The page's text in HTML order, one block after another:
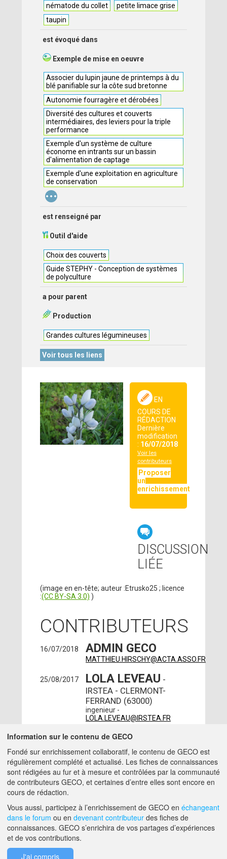
nématode du collet
petite limace grise
taupin
est évoqué dans
Exemple de mise en oeuvre
Associer du lupin jaune de printemps à du
blé panifiable sur la côte sud bretonne
Autonomie fourragère et dérobées
Diversité des cultures et couverts
intermédiaires, des leviers pour la triple
performance
Exemple d'un système de culture
économe en intrants sur un bassin
d'alimentation de captage
Exemple d'une exploitation en agriculture
de conservation
...
est renseigné par
Outil d'aide
Choix des couverts
Guide STEPHY - Conception de systèmes
de polyculture
a pour parent
Production
Grandes cultures légumineuses
Voir tous les liens
EN
COURS DE
RÉDACTION
Dernière
modification
: 16/07/2018
Voir les
contributeurs
Proposer
un
enrichissement
DISCUSSION
LIÉE
(image en en-tête; auteur :Etrusko25 ; licence
:(CC BY-SA 3.0) )
CONTRIBUTEURS
16/07/2018 ADMIN GECO
MATTHIEU.HIRSCHY@ACTA.ASSO.FR
25/08/2017 LOLA LEVEAU -
IRSTEA - CLERMONT-
FERRAND (63000)
ingenieur -
LOLA.LEVEAU@IRSTEA.FR
23/08/2017 PAOLA SALAZAR
INRAE - UMR AGRONOMIE
- PALAISEAU (91120)
ingenieur -
PAOLA.SALAZAR@INRAE.FR
A PROPOS DE GECO AIDE
F.A.Q.
Information sur le contenu de GECO
Fondé sur enrichissement collaboratif, le contenu de GECO est
régulièrement complété et actualisé. Les fiches de connaissances
sont rédigées au fur et à mesure et contrôlées par la communauté
de contributeurs GECO, et certaines d’entre elles sont encore en
cours de rédaction.
Vous aussi, participez à l’enrichissement de GECO en échangeant
dans le forum ou en devenant contributeur des fiches de
connaissances. GECO s’enrichira de vos partages d’expériences
et de vos contributions.
J'ai compris